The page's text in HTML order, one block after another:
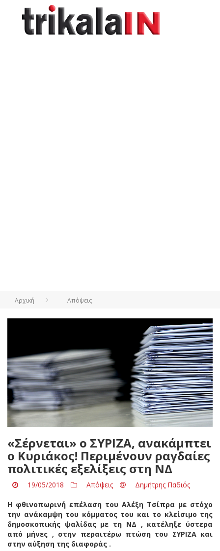
Αρχική Απόψεις
«Σέρνεται» ο ΣΥΡΙΖΑ, ανακάμπτει
ο Κυριάκος! Περιμένουν ραγδαίες
πολιτικές εξελίξεις στη ΝΔ
19/05/2018 Απόψεις Δημήτρης Παδιός
Η φθινοπωρινή επέλαση του Αλέξη Τσίπρα με στόχο
την ανάκαμψη του κόμματος του και το κλείσιμο της
δημοσκοπικής ψαλίδας με τη ΝΔ , κατέληξε ύστερα
από μήνες , στην περαιτέρω πτώση του ΣΥΡΙΖΑ και
στην αύξηση της διαφοράς .